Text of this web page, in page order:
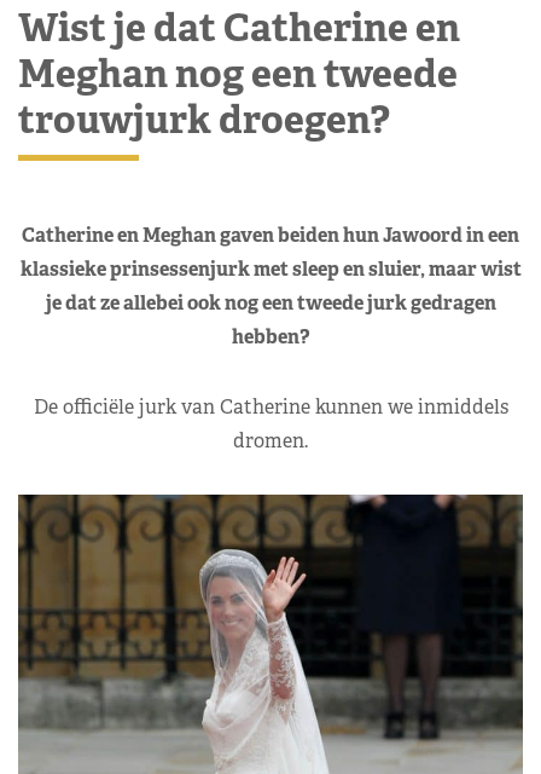
Wist je dat Catherine en
Meghan nog een tweede
trouwjurk droegen?
Catherine en Meghan gaven beiden hun Jawoord in een
klassieke prinsessenjurk met sleep en sluier, maar wist
je dat ze allebei ook nog een tweede jurk gedragen
hebben?
De officiële jurk van Catherine kunnen we inmiddels
dromen.